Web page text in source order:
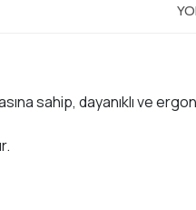
sahip, dayanıklı ve